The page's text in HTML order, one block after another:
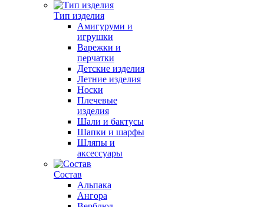
Тип изделия
Амигуруми и
игрушки
Варежки и
перчатки
Детские изделия
Летние изделия
Носки
Плечевые
изделия
Шали и бактусы
Шапки и шарфы
Шляпы и
аксессуары
Состав
Альпака
Ангора